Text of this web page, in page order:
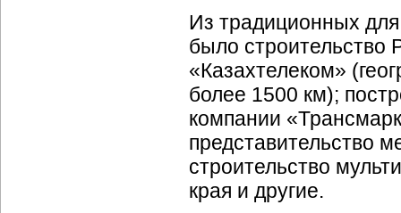
Из традиционных
было строительство
«Казахтелеком»
более 1500 км);
компании
представительство
строительство
края и другие.